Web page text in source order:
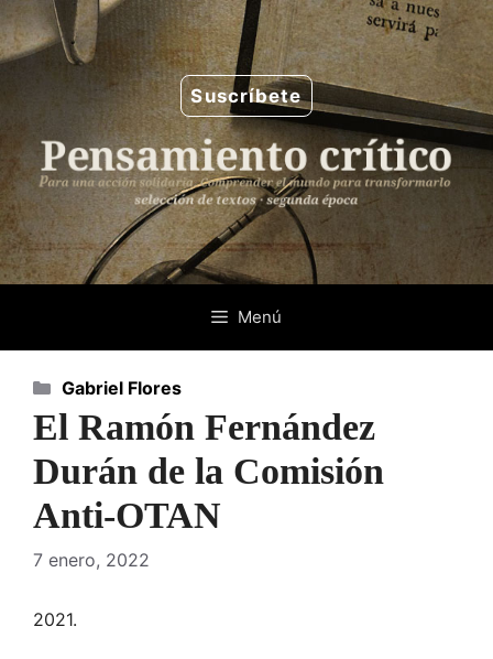
Saltar
al
contenido
Suscríbete
Menú
El Ramón Fernández
Durán de la Comisión
Anti-OTAN
7 enero, 2022
2021.
Categorías
Gabriel Flores